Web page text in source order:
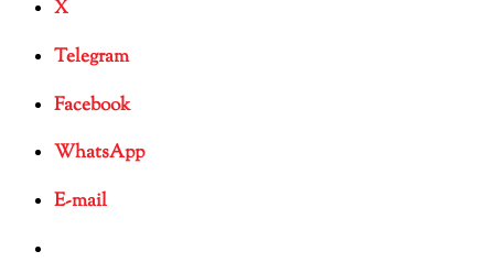
X
Telegram
Facebook
WhatsApp
E-mail